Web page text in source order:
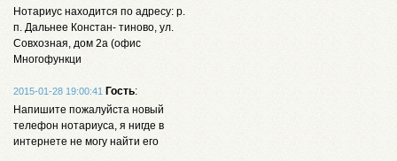
Нотариус находится по адресу: р.
п. Дальнее Констан- тиново, ул.
Совхозная, дом 2а (офис
Многофункци
2015-01-28 19:00:41 Гость:
Напишите пожалуйста новый
телефон нотариуса, я нигде в
интернете не могу найти его